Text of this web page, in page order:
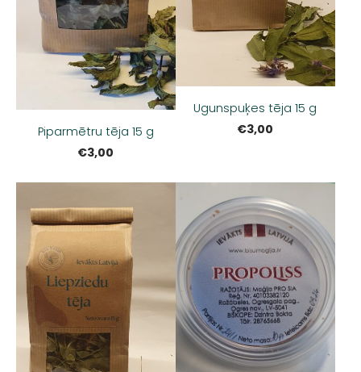
Piparmētru tēja 15 g
€3,00
Ugunspuķes tēja 15 g
€3,00